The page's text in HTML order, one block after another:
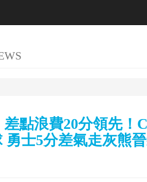
點浪費20分領先！
勇士5分差氣走灰熊